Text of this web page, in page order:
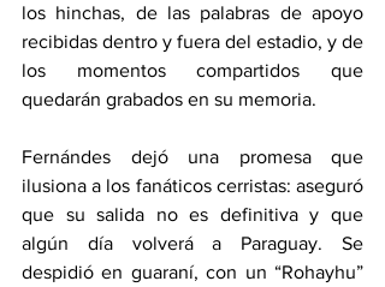
los hinchas, de las palabras de apoyo
recibidas dentro y fuera del estadio, y de
los momentos compartidos que
quedarán grabados en su memoria.
Fernándes dejó una promesa que
ilusiona a los fanáticos cerristas: aseguró
que su salida no es definitiva y que
algún día volverá a Paraguay. Se
despidió en guaraní, con un “Rohayhu”